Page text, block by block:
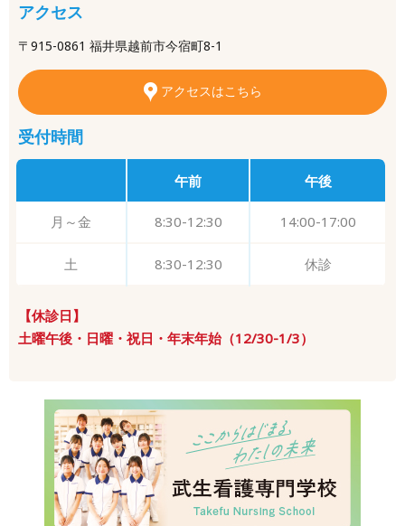
アクセス
〒915-0861 福井県越前市今宿町8-1
アクセスはこちら
受付時間
午前 午後
月～金 8:30-12:30 14:00-17:00
土 8:30-12:30 休診
【休診日】
土曜午後・日曜・祝日・年末年始（12/30-1/3）